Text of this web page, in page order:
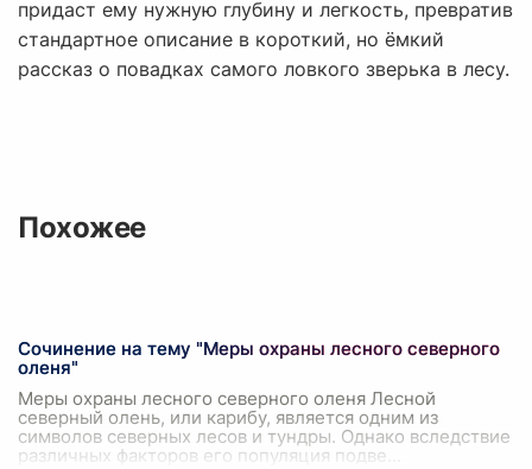
придаст ему нужную глубину и легкость, превратив
стандартное описание в короткий, но ёмкий
рассказ о повадках самого ловкого зверька в лесу.
Похожее
Сочинение на тему "Меры охраны лесного северного
оленя"
Меры охраны лесного северного оленя Лесной
северный олень, или карибу, является одним из
символов северных лесов и тундры. Однако вследствие
различных факторов его популяция подве